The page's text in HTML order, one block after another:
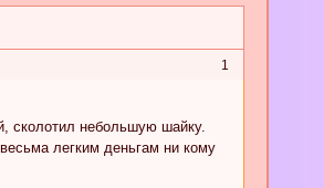
1
сколотил небольшую шайку.
легким деньгам ни кому